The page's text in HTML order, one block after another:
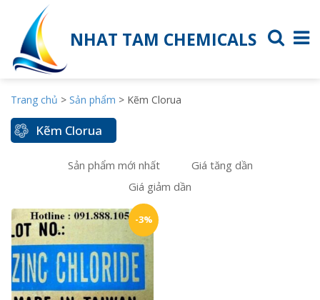
NHAT TAM CHEMICALS
Trang chủ > Sản phẩm > Kẽm Clorua
Kẽm Clorua
Sản phẩm mới nhất
Giá tăng dần
Giá giảm dần
-3%